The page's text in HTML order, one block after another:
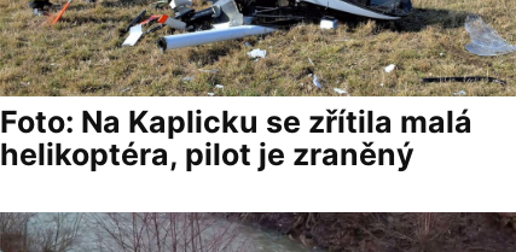
Foto: Na Kaplicku se zřítila malá
helikoptéra, pilot je zraněný